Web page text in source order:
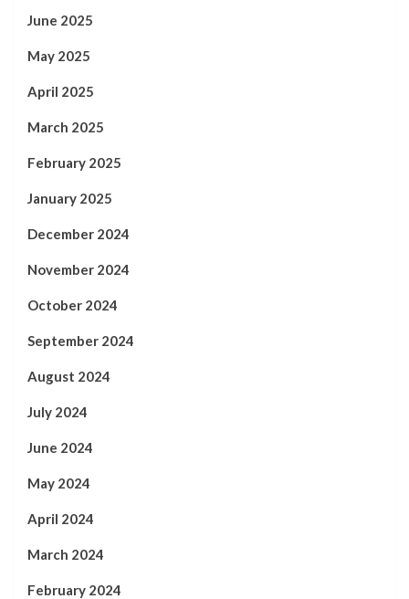
June 2025
May 2025
April 2025
March 2025
February 2025
January 2025
December 2024
November 2024
October 2024
September 2024
August 2024
July 2024
June 2024
May 2024
April 2024
March 2024
February 2024